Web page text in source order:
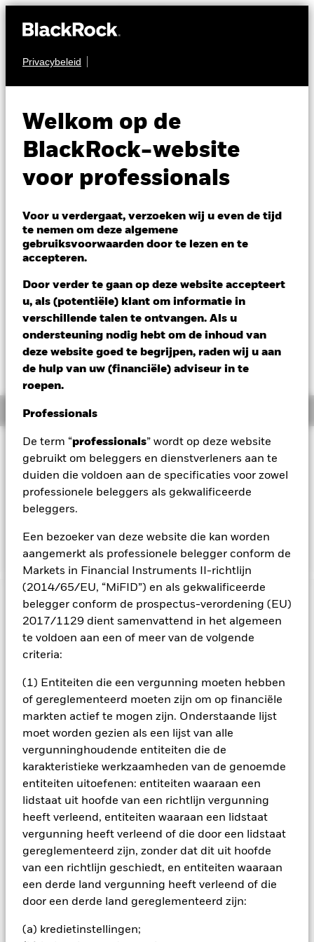
Privacybeleid
Welkom op de
BlackRock-website
voor professionals
Voor u verdergaat, verzoeken wij u even de tijd
te nemen om deze algemene
gebruiksvoorwaarden door te lezen en te
accepteren.
Door verder te gaan op deze website accepteert
u, als (potentiële) klant om informatie in
verschillende talen te ontvangen. Als u
ondersteuning nodig hebt om de inhoud van
deze website goed te begrijpen, raden wij u aan
de hulp van uw (financiële) adviseur in te
roepen.
Professionals
De term “professionals” wordt op deze website
gebruikt om beleggers en dienstverleners aan te
duiden die voldoen aan de specificaties voor zowel
professionele beleggers als gekwalificeerde
beleggers.
Een bezoeker van deze website die kan worden
aangemerkt als professionele belegger conform de
Markets in Financial Instruments II-richtlijn
(2014/65/EU, “MiFID”) en als gekwalificeerde
belegger conform de prospectus-verordening (EU)
2017/1129 dient samenvattend in het algemeen
te voldoen aan een of meer van de volgende
criteria:
(1) Entiteiten die een vergunning moeten hebben
of gereglementeerd moeten zijn om op financiële
markten actief te mogen zijn. Onderstaande lijst
moet worden gezien als een lijst van alle
vergunninghoudende entiteiten die de
karakteristieke werkzaamheden van de genoemde
entiteiten uitoefenen: entiteiten waaraan een
lidstaat uit hoofde van een richtlijn vergunning
heeft verleend, entiteiten waaraan een lidstaat
vergunning heeft verleend of die door een lidstaat
gereglementeerd zijn, zonder dat dit uit hoofde
van een richtlijn geschiedt, en entiteiten waaraan
een derde land vergunning heeft verleend of die
door een derde land gereglementeerd zijn:
(a) kredietinstellingen;
OBLIGATIES
Markets Bond Fund
NAV per 10/aug/2026
USD 24,68
Verandering NAV 1 dag per 10/aug/2026
USD 0,00 (0,00%)
Morningstar Rating
Overzicht
Beleggingsdoel
belegging via een combinatie van kapitaalgroei en
opbrengsten uit de activa van het Fonds. Het Fonds belegt
ten minste 70% van zijn totale activa in vastrentende
geldmarktinstrumenten.
BELANGRIJKE GEGEVENS: Kapitaalrisico.De waarde en
het rendement van beleggingen kunnen dalen en stijgen, en
zijn niet gegarandeerd. Beleggers verliezen mogelijk hun
oorspronkelijke inleg.
genoteerd zijn in een vreemde valuta; schommelingen van de
betreffende valutakoersen zullen invloed hebben op de
waarde van de belegging. Het fonds kan dividenduitkeringen
Daarnaast is het mogelijk om inkomen te genereren volgens
bepaalde beleggingsstrategieën. Hoewel dit het
inkomstenniveau verhoogt verkleint dit de potentiële
vermogensgroei. Vergeleken met meer gevestigde
economieën kan de waarde van beleggingen in opkomende
volatiliteit als gevolg van verschillen in algemeen aanvaarde
principes van administratieve verantwoording of door
economische of politieke instabiliteit. Het fonds kan beleggen
in aandelen van kleinere ondernemingen die zich minder
voorspelbaar kunnen ontwikkelen en minder liquide kunnen
belegt in vastrentende waarden zoals ondernemings- of
staatobligaties die een vaste of variabele rente (ook wel
'coupon' genaamd) uitkeren en vergelijkbaar functioneren als